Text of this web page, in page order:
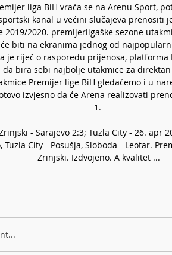
liga BiH vraća se na Arenu Sport,
kanal u većini slučajeva prenositi
2019/2020. premijerligaške sezone
biti na ekranima jednog od
je riječ o rasporedu prijenosa, platforma
da bira sebi najbolje utakmice za
Premijer lige BiH gledaćemo i u
izvjesno da će Arena realizovati
1.
Zrinjski - Sarajevo 2:3; Tuzla City - 26. apr
Tuzla City - Posušja, Sloboda - Leotar.
Zrinjski. Izdvojeno. A kvalitet ...